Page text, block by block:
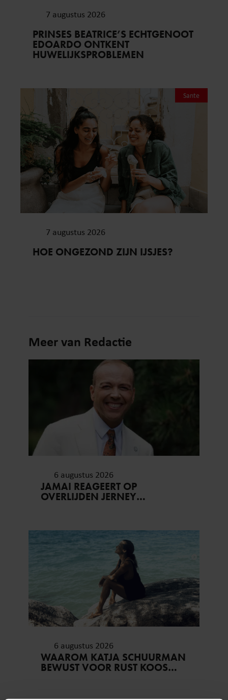
7 augustus 2026
PRINSES BEATRICE’S ECHTGENOOT
EDOARDO ONTKENT
HUWELIJKSPROBLEMEN
Sante
7 augustus 2026
HOE ONGEZOND ZIJN IJSJES?
Meer van Redactie
6 augustus 2026
JAMAI REAGEERT OP
OVERLIJDEN JERNEY
VERGETEN’
6 augustus 2026
WAAROM KATJA SCHUURMAN
BEWUST VOOR RUST KOOS…